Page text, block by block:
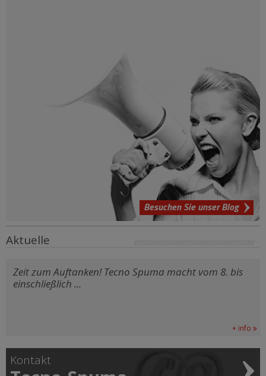
Besuchen Sie unser Blog
Aktuelle
Zeit zum Auftanken! Tecno Spuma macht vom 8. bis
einschließlich ...
+ info
Kontakt